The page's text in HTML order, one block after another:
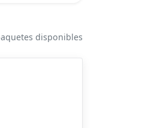
disponibles